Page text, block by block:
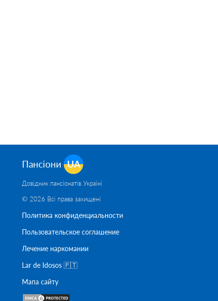
Пансіони UA
Довідник пансіонатів Україні
© 2026 Всі права захищені
Политика конфиденциальности
Пользовательское соглашение
Лечение наркомании
Lar de Idosos 🇵🇹
Мапа сайту